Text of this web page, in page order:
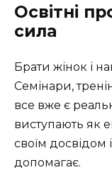
Освітні
сила
Брати жінок і
Семінари,
все вже є
виступають як
своїм досвідом
допомагає.